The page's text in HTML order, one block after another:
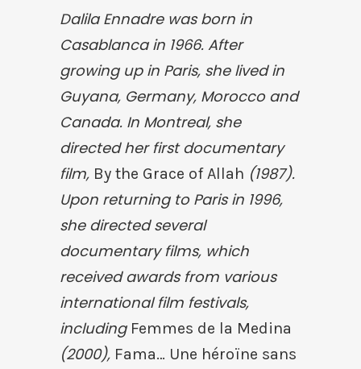
Dalila Ennadre was born in
Casablanca in 1966. After
growing up in Paris, she lived in
Guyana, Germany, Morocco and
Canada. In Montreal, she
directed her first documentary
film, By the Grace of Allah (1987).
Upon returning to Paris in 1996,
she directed several
documentary films, which
received awards from various
international film festivals,
including Femmes de la Medina
(2000), Fama… Une héroïne sans